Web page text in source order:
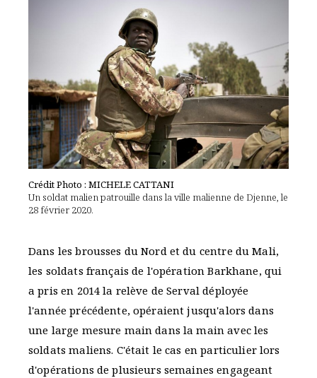
Crédit Photo : MICHELE CATTANI
Un soldat malien patrouille dans la ville malienne de Djenne, le
28 février 2020.
Dans les brousses du Nord et du centre du Mali,
les soldats français de l'opération Barkhane, qui
a pris en 2014 la relève de Serval déployée
l'année précédente, opéraient jusqu'alors dans
une large mesure main dans la main avec les
soldats maliens. C'était le cas en particulier lors
d'opérations de plusieurs semaines engageant